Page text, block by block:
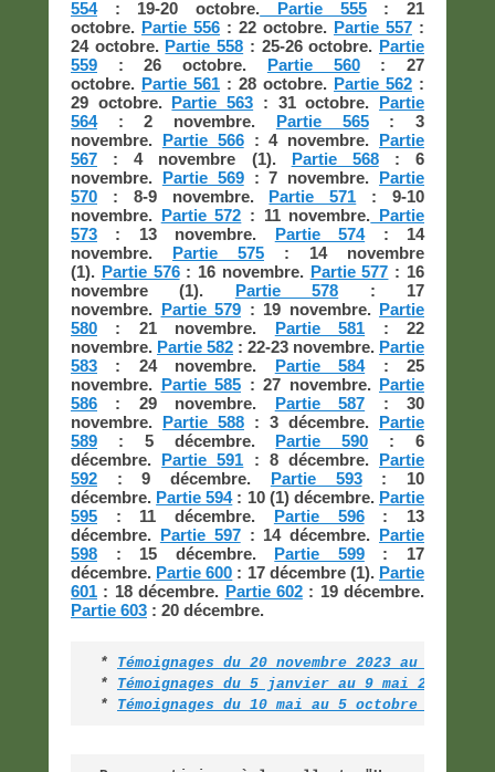
554: 19-20 octobre. Partie 555: 21
octobre. Partie 556 : 22 octobre. Partie 557 :
24 octobre. Partie 558 : 25-26 octobre. Partie
559 : 26 octobre. Partie 560: 27
octobre. Partie 561 : 28 octobre. Partie 562 :
29 octobre. Partie 563 : 31 octobre. Partie
564: 2 novembre. Partie 565: 3
novembre. Partie 566: 4 novembre. Partie
567 : 4 novembre (1). Partie 568: 6
novembre. Partie 569: 7 novembre. Partie
570 : 8-9 novembre. Partie 571 : 9-10
novembre. Partie 572 : 11 novembre. Partie
573 : 13 novembre. Partie 574: 14
novembre. Partie 575 : 14 novembre
(1). Partie 576: 16 novembre. Partie 577 : 16
novembre (1). Partie 578 : 17
novembre. Partie 579 : 19 novembre. Partie
580 : 21 novembre. Partie 581 : 22
novembre. Partie 582 : 22-23 novembre. Partie
583 : 24 novembre. Partie 584: 25
novembre. Partie 585 : 27 novembre. Partie
586 : 29 novembre. Partie 587 : 30
novembre. Partie 588 : 3 décembre. Partie
589 : 5 décembre. Partie 590 : 6
décembre. Partie 591 : 8 décembre. Partie
592 : 9 décembre. Partie 593: 10
décembre. Partie 594: 10 (1) décembre. Partie
595 : 11 décembre. Partie 596: 13
décembre. Partie 597: 14 décembre. Partie
598 : 15 décembre. Partie 599: 17
décembre. Partie 600 : 17 décembre (1). Partie
601 : 18 décembre. Partie 602: 19 décembre.
Partie 603 : 20 décembre.
* Témoignages du 20 novembre 2023 au 5
* Témoignages du 5 janvier au 9 mai 2025
*
Témoignages du 10 mai au 5 octobre 2025